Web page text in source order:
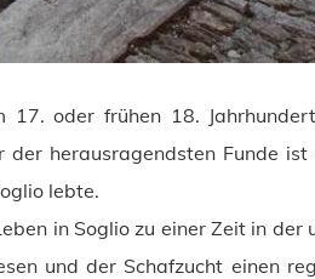
oder frühen 18.
herausragendsten Funde ist
lebte.
in Soglio zu einer Zeit in
und der Schafzucht einen